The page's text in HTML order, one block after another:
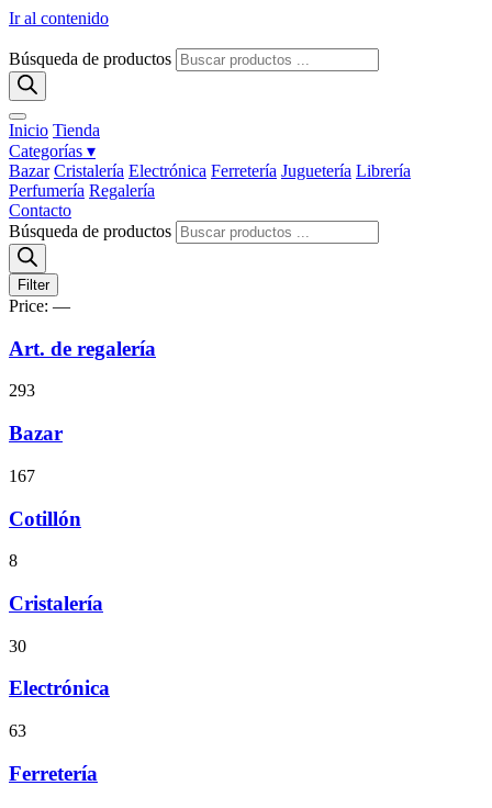
Ir al contenido
Búsqueda de productos
Inicio Tienda
Categorías ▾
Bazar Cristalería Electrónica Ferretería Juguetería Librería
Perfumería Regalería
Contacto
Búsqueda de productos
Filter
Price: —
Art. de regalería
293
Bazar
167
Cotillón
8
Cristalería
30
Electrónica
63
Ferretería